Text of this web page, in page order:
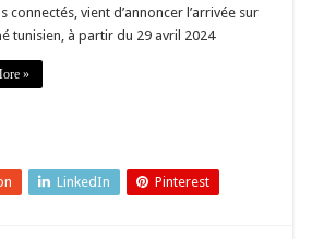
connectés, vient d’annoncer l’arrivée sur
tunisien, à partir du 29 avril 2024
»
LinkedIn Pinterest